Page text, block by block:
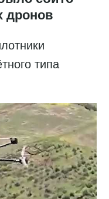
дронов
типа